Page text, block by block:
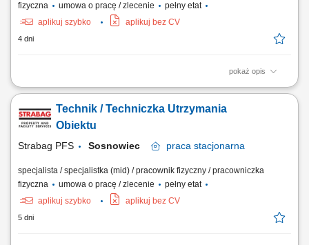
fizyczna
umowa o pracę / zlecenie
pełny etat
aplikuj szybko
aplikuj bez CV
4 dni
pokaż opis
Zadania: bieżąca eksploatacja, konserwacja instalacji i urządzeń
klimatyzacyjne, grzewcze, wentylacyjne; monitorowanie pracy
powierzonych urządzeń; usuwanie awarii; współpraca z serwisami
Technik / Techniczka Utrzymania
Obiektu
Strabag PFS Sosnowiec praca stacjonarna
specjalista / specjalistka (mid) / pracownik fizyczny / pracowniczka
fizyczna
umowa o pracę / zlecenie
pełny etat
aplikuj szybko
aplikuj bez CV
5 dni